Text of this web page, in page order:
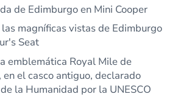
de Edimburgo en Mini Cooper
magníficas vistas de Edimburgo
Seat
emblemática Royal Mile de
en el casco antiguo, declarado
la Humanidad por la UNESCO